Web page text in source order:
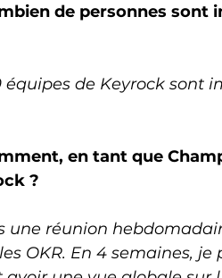
de personnes
équipes de Keyrock sont
en tant que
?
une réunion
OKR. En 4 semaines,